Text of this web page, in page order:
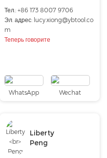
Тел.:+86 173 8007 9706
Эл. адрес: lucy.xiong@ybtool.co
m
Теперь говорите
WhatsApp Wechat
Liberty
Peng